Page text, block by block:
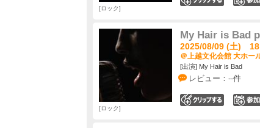
ロック
My Hair is Bad
2025/08/09 (土)
＠上越文化会館 大ホー
[出演] My Hair is Bad
レビュー：--件
ロック